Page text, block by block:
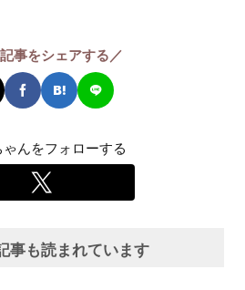
事をシェアする／
ゃんをフォローする
事も読まれています